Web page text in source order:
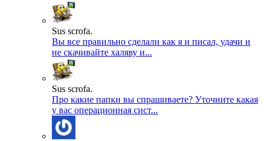
Sus scrofa.
Вы все правильно сделали как я и писал, удачи и
не скачивайте халяву и...
Sus scrofa.
Про какие папки вы спрашиваете? Уточните какая
у вас операционная сист...